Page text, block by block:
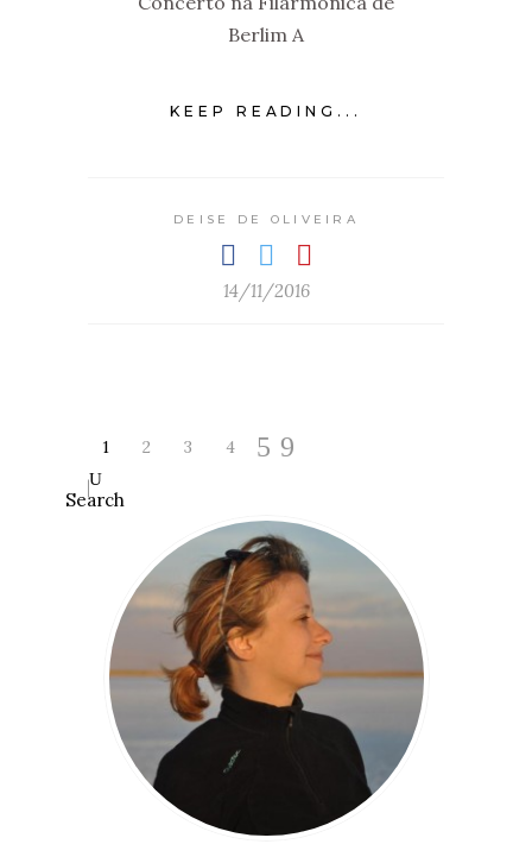
Berlim A
KEEP READING...
DEISE DE OLIVEIRA
14/11/2016
1 2 3 4
Search